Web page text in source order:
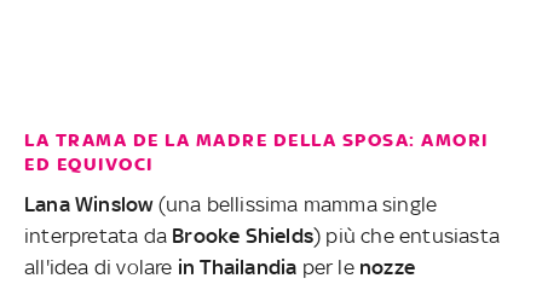
LA TRAMA DE LA MADRE DELLA SPOSA: AMORI
ED EQUIVOCI
Lana Winslow(una bellissima mamma single
interpretata da Brooke Shields) più che entusiasta
all'idea di volare in Thailandia per le nozze